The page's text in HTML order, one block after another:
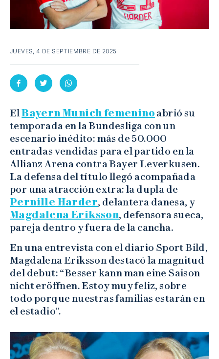
JUEVES, 4 DE SEPTIEMBRE DE 2025
ElBayern Munich femenino abrió su
temporada en la Bundesliga con un
escenario inédito: más de 50.000
entradas vendidas para el partido en la
Allianz Arena contra Bayer Leverkusen.
La defensa del título llegó acompañada
por una atracción extra: la dupla de
Pernille Harder, delantera danesa, y
Magdalena Eriksson, defensora sueca,
pareja dentro y fuera de la cancha.
En una entrevista con el diario Sport Bild,
Magdalena Eriksson destacó la magnitud
del debut: “Besser kann man eine Saison
nicht eröffnen. Estoy muy feliz, sobre
todo porque nuestras familias estarán en
el estadio”.